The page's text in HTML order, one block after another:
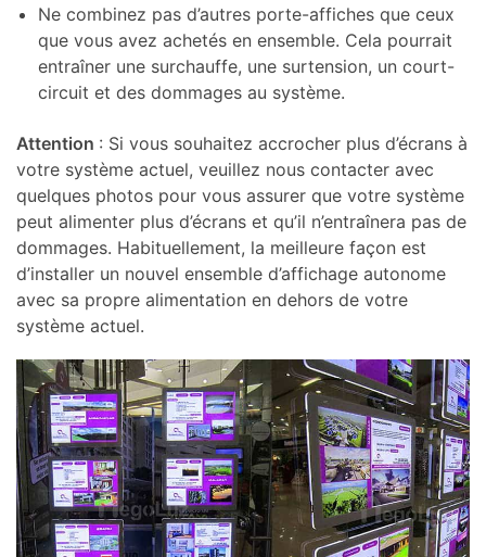
Ne combinez pas d’autres porte-affiches que ceux
que vous avez achetés en ensemble. Cela pourrait
entraîner une surchauffe, une surtension, un court-
circuit et des dommages au système.
Attention : Si vous souhaitez accrocher plus d’écrans à
votre système actuel, veuillez nous contacter avec
quelques photos pour vous assurer que votre système
peut alimenter plus d’écrans et qu’il n’entraînera pas de
dommages. Habituellement, la meilleure façon est
d’installer un nouvel ensemble d’affichage autonome
avec sa propre alimentation en dehors de votre
système actuel.